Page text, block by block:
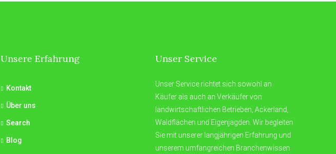
Unsere Erfahrung
Kontakt
Über uns
Search
Blog
Unser Service
Unser Service richtet sich sowohl an
Käufer als auch an Verkäufer von
landwirtschaftlichen Betrieben, Ackerland,
Waldflächen und Eigenjagden. Wir begleiten
Sie mit unserer langjährigen Erfahrung und
unserem umfangreichen Branchenwissen